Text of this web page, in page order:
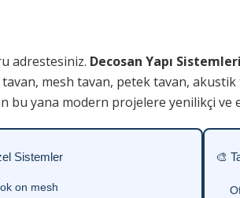
adrestesiniz. Decosan Yapı Sistemleri
mesh tavan, petek tavan,
bu yana modern projelere yenilikçi
Sistemler
on mesh
🎨